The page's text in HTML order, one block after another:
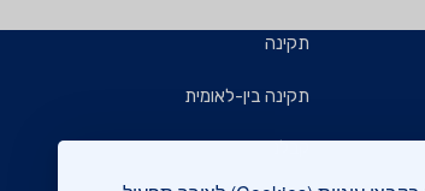
תקינה
תקינה בין-לאומית
קבלנים ויזמים